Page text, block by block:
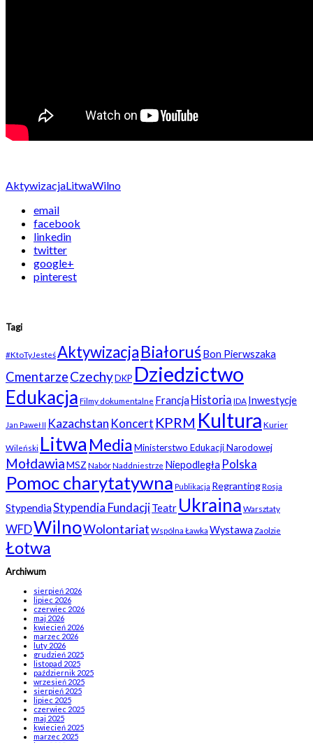
AktywizacjaLitwaWilno
email
facebook
linkedin
twitter
google+
pinterest
Tagi
#KtoTyJesteśAktywizacjaBiałoruśBon Pierwszaka
CmentarzeCzechyDKP Dziedzictwo
Edukacja Filmy dokumentalne Francja Historia IDA Inwestycje
Jan Paweł II Kazachstan Koncert KPRM Kultura Kurier
Wileński Litwa MediaMinisterstwo Edukacji Narodowej
MołdawiaMSZ NabórNaddniestrze Niepodległa Polska
Pomoc charytatywna Publikacja RegrantingRosja
StypendiaStypendia FundacjiTeatr Ukraina Warsztaty
WFDWilnoWolontariat Wspólna Ławka Wystawa Zaolzie
Łotwa
Archiwum
sierpień 2026
lipiec 2026
czerwiec 2026
maj 2026
kwiecień 2026
marzec 2026
luty 2026
grudzień 2025
listopad 2025
październik 2025
wrzesień 2025
sierpień 2025
lipiec 2025
czerwiec 2025
maj 2025
kwiecień 2025
marzec 2025